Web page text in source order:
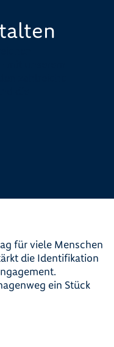
für viele Menschen
die Identifikation
ein Stück